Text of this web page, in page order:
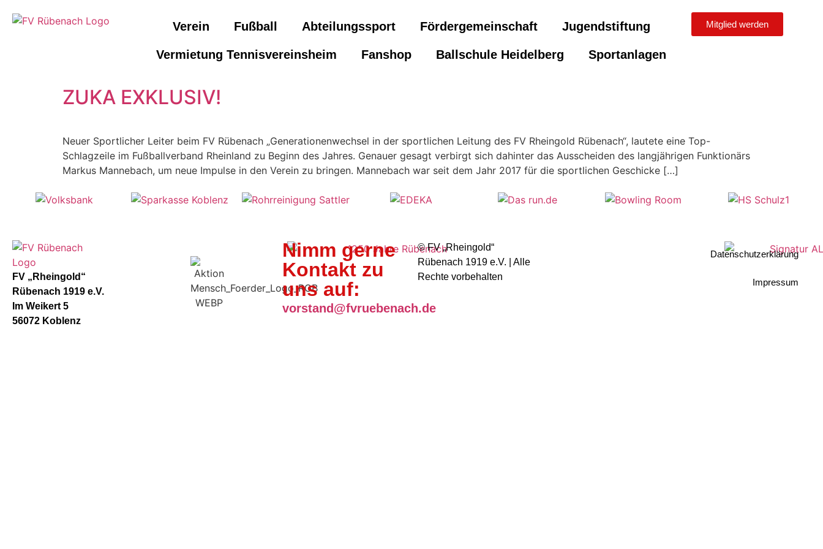
Verein Fußball Abteilungssport Fördergemeinschaft Jugendstiftung
Vermietung Tennisvereinsheim Fanshop Ballschule Heidelberg Sportanlagen
Mitglied werden
ZUKA EXKLUSIV!
Neuer Sportlicher Leiter beim FV Rübenach „Generationenwechsel in der sportlichen Leitung des FV Rheingold Rübenach“, lautete eine Top-
Schlagzeile im Fußballverband Rheinland zu Beginn des Jahres. Genauer gesagt verbirgt sich dahinter das Ausscheiden des langjährigen Funktionärs
Markus Mannebach, um neue Impulse in den Verein zu bringen. Mannebach war seit dem Jahr 2017 für die sportlichen Geschicke […]
FV „Rheingold“
Rübenach 1919 e.V.
Im Weikert 5
56072 Koblenz
Nimm gerne
Kontakt zu
uns auf:
vorstand@fvruebenach.de
©️ FV „Rheingold“
Rübenach 1919 e.V. | Alle
Rechte vorbehalten
Datenschutzerklärung
Impressum